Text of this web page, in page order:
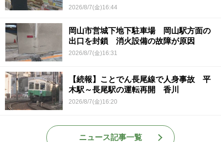
2026/8/7(金)16:44
岡山市営城下地下駐車場 岡山駅方面の
出口を封鎖 消火設備の故障が原因
2026/8/7(金)16:31
【続報】ことでん長尾線で人身事故 平
木駅～長尾駅の運転再開 香川
2026/8/7(金)16:20
ニュース記事一覧